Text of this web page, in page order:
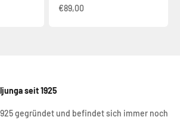
Verkaufspreis
€89,00
seit 1925
gegründet und befindet sich immer noch